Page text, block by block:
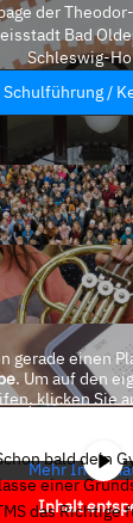
der
Bad
Schleswig-
Schulführung /
gerade einen
. Um auf den
klicken Sie
Mehr
Inhalt
bald dein
einer
das Richtige